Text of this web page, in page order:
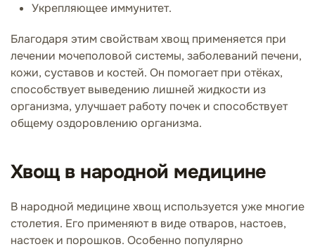
Укрепляющее иммунитет.
Благодаря этим свойствам хвощ применяется при
лечении мочеполовой системы, заболеваний печени,
кожи, суставов и костей. Он помогает при отёках,
способствует выведению лишней жидкости из
организма, улучшает работу почек и способствует
общему оздоровлению организма.
Хвощ в народной медицине
В народной медицине хвощ используется уже многие
столетия. Его применяют в виде отваров, настоев,
настоек и порошков. Особенно популярно